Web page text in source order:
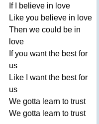
If
believe in love
Like you believe in love
Then we could be in
love
If you want the best for
us
Like
want the best for
us
We gotta learn to trust
We gotta learn to trust